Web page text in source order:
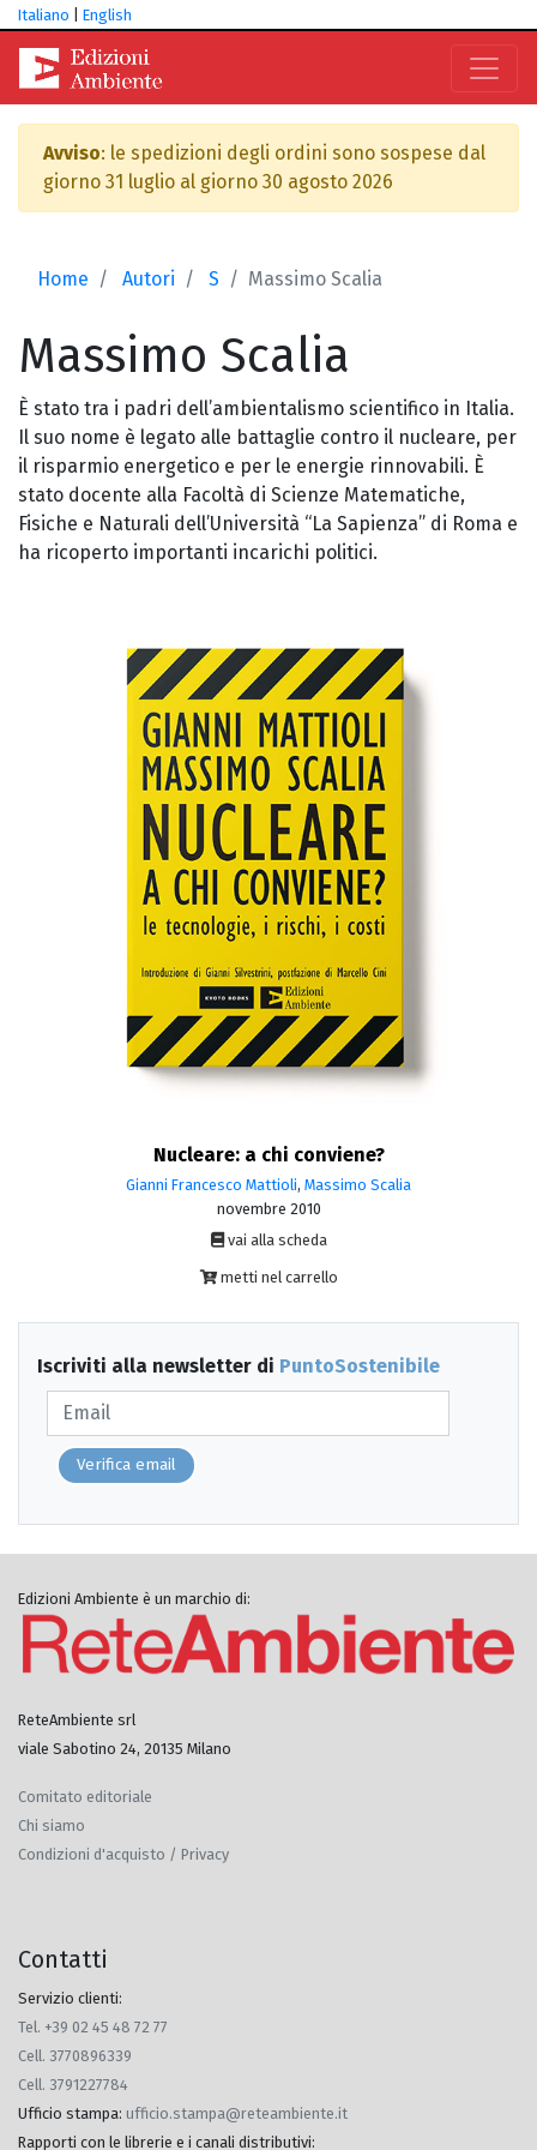
Italiano English
Avviso: le spedizioni degli ordini sono sospese dal
giorno 31 luglio al giorno 30 agosto 2026
Home Autori S Massimo Scalia
Massimo Scalia
È stato tra i padri dell’ambientalismo scientifico in Italia.
Il suo nome è legato alle battaglie contro il nucleare, per
il risparmio energetico e per le energie rinnovabili. È
stato docente alla Facoltà di Scienze Matematiche,
Fisiche e Naturali dell’Università “La Sapienza” di Roma e
ha ricoperto importanti incarichi politici.
Nucleare: a chi conviene?
Gianni Francesco Mattioli, Massimo Scalia
novembre 2010
vai alla scheda
metti nel carrello
Iscriviti alla newsletter di PuntoSostenibile
Verifica email
Edizioni Ambiente è un marchio di:
ReteAmbiente srl
viale Sabotino 24, 20135 Milano
Comitato editoriale
Chi siamo
Condizioni d'acquisto / Privacy
Contatti
Servizio clienti:
Tel. +39 02 45 48 72 77
Cell. 3770896339
Cell. 3791227784
Ufficio stampa: ufficio.stampa@reteambiente.it
Rapporti con le librerie e i canali distributivi: